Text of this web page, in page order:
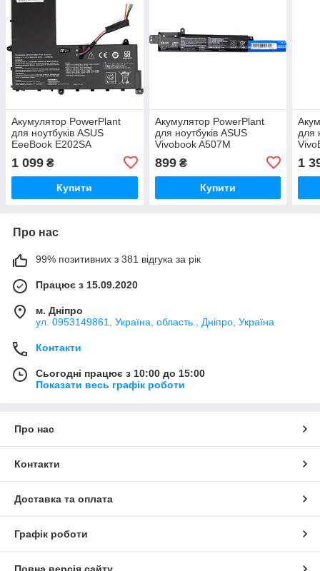
Акумулятор PowerPlant
для ноутбуків ASUS
EeeBook E202SA
3600mAh
1 099 ₴
Купити
Акумулятор PowerPlant
для ноутбуків ASUS
Vivobook A507M
2200mAh
899₴
Купити
для
1
Про нас
99% позитивних з 381 відгука за рік
Працює з 15.09.2020
м. Дніпро
ул. 0953149861, Україна, область., Дніпро, Україна
Контакти
Сьогодні працює з 10:00 до 15:00
Показати весь графік роботи
Про нас
Контакти
Доставка та оплата
Графік роботи